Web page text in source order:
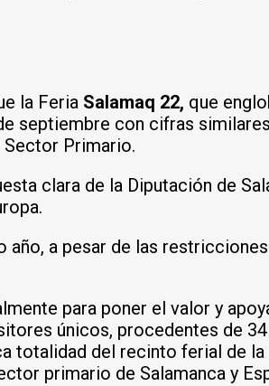
la Feria Salamaq 22, que
septiembre con cifras
Primario.
clara de la Diputación de
a pesar de las
para poner el valor y
únicos, procedentes de
totalidad del recinto ferial de
primario de Salamanca y